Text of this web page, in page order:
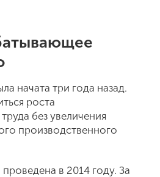
начата три года назад.
роста
без увеличения
производственного
в 2014 году. За